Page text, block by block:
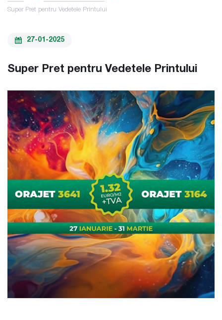
Super Pret pentru Vedetele Printului
27-01-2025
Super Pret pentru Vedetele Printului